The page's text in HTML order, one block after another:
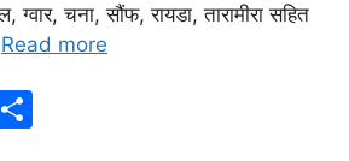
ग्वार, चना, सौंफ, रायडा, तारामीरा सहित
Read more